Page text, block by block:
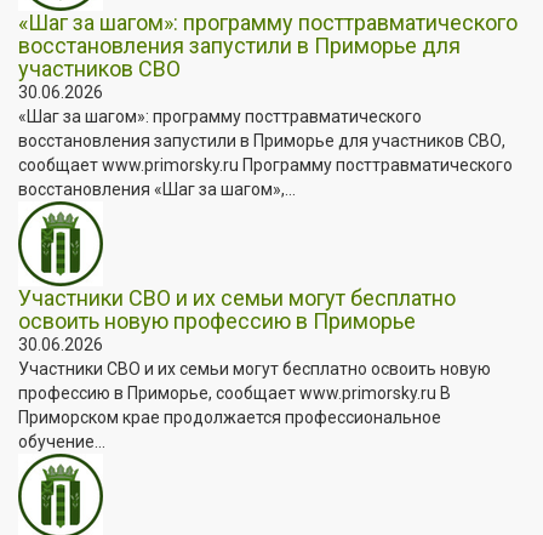
«Шаг за шагом»: программу посттравматического
восстановления запустили в Приморье для
участников СВО
30.06.2026
«Шаг за шагом»: программу посттравматического
восстановления запустили в Приморье для участников СВО,
сообщает www.primorsky.ru Программу посттравматического
восстановления «Шаг за шагом»,...
Участники СВО и их семьи могут бесплатно
освоить новую профессию в Приморье
30.06.2026
Участники СВО и их семьи могут бесплатно освоить новую
профессию в Приморье, сообщает www.primorsky.ru В
Приморском крае продолжается профессиональное
обучение...